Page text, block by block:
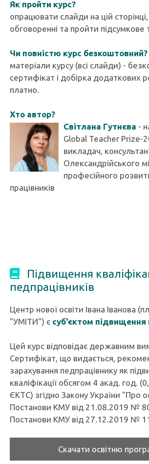
Як пройти курс?
опрацювати слайди на цій
обговоренні та пройти підсумкове
Чи повністю курс безкоштовний?
матеріали курсу (всі слайди) -
сертифікат і добірка додаткових
платно.
Хто автор?
Світлана Гутнєва -
Global Teacher Prize-
викладач,
Олександрійського
професійного
працівників
Підвищення
педпрацівників
Центр нової освіти Івана Іванова
"УМІТИ") є суб'єктом підвищення
Цей курс відповідає державним
Сертифікат, що видається,
зарахування педпрацівнику як
кваліфікації обсягом 4 акад. год.
ЄКТС) згідно Закону України "Про
Постанови КМУ від 21.08.2019 №
Постанови КМУ від 27.12.2019 №
Скачати освітню